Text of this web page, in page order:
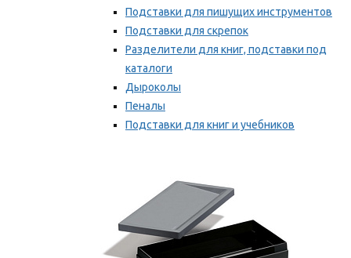
Подставки для пишущих инструментов
Подставки для скрепок
Разделители для книг, подставки под
каталоги
Дыроколы
Пеналы
Подставки для книг и учебников